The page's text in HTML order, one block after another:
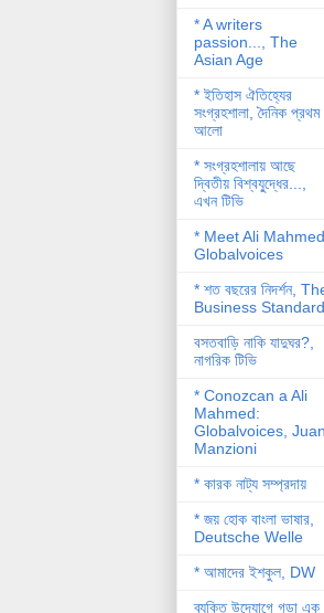
* A writers
passion..., The
Asian Age
* ইতিহাস ঐতিহ্যের
সংগ্রহশালা, দৈনিক প্রথম
আলো
* সংগ্রহশালায় আছে
দ্বিতীয় বিশ্বযু্দ্ধের...,
এখন টিভি
* Meet Ali Mahmed,
Globalvoices
* শত বছরের নিদর্শন,
Business Standard
বসতবাড়ি নাকি যাদুঘর?,
নাগরিক টিভি
* Conozcan a Ali
Mahmed:
Globalvoices, Juan
Manzioni
* কারক নাট্য সম্প্রদায়
* জয় হোক বাংলা ভাষার,
Deutsche Welle
* আমাদের ইশকুল, DW
ব্যক্তি উদ্যোগে গড়া এক